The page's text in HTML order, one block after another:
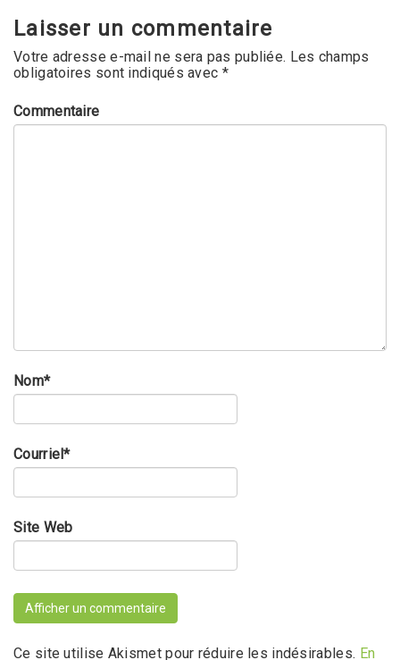
Laisser un commentaire
Votre adresse e-mail ne sera pas publiée. Les champs
obligatoires sont indiqués avec *
Commentaire
Nom*
Courriel*
Site Web
Ce site utilise Akismet pour réduire les indésirables. En